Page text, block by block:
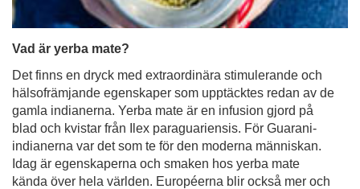
Vad är yerba mate?
Det finns en dryck med extraordinära stimulerande och
hälsofrämjande egenskaper som upptäcktes redan av de
gamla indianerna. Yerba mate är en infusion gjord på
blad och kvistar från Ilex paraguariensis. För Guarani-
indianerna var det som te för den moderna människan.
Idag är egenskaperna och smaken hos yerba mate
kända över hela världen. Européerna blir också mer och